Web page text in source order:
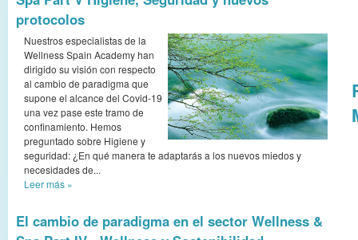
protocolos
Nuestros especialistas de la
Wellness Spain Academy han
dirigido su visión con respecto
al cambio de paradigma que
supone el alcance del Covid-19
una vez pase este tramo de
confinamiento. Hemos
preguntado sobre Higiene y
seguridad: ¿En qué manera te adaptarás a los nuevos miedos y
necesidades de...
Leer más »
El cambio de paradigma en el sector Wellness &